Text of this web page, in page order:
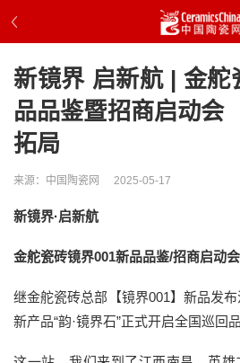
新镜界 启新航 | 金舵
品品鉴暨招商启动会
拓局
来源：中国陶瓷网 2025-05-17
新镜界·启新航
金舵瓷砖镜界001新品品鉴/招商启动会
继金舵瓷砖总部【镜界001】新品发
新产品“韵·镜界石”正式开启全国巡回